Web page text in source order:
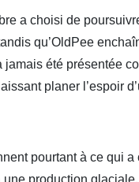
a choisi de
qu’OldPee
été présentée
planer l’espoir
pourtant à ce qui
production